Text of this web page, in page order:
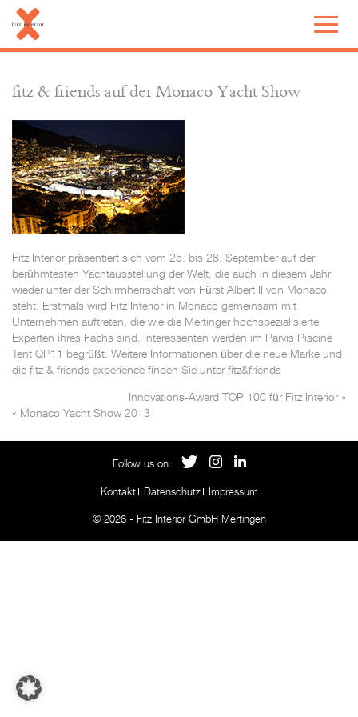
fitz & friends auf der Monaco Yacht Show
Fitz Interior präsentiert sich vom 25. bis 28. September auf der
berühmtesten Yachtausstellung der Welt, die auch in diesem Jahr
wieder unter der Schirmherrschaft von Fürst Albert II von Monaco
steht. Erstmals wird Fitz Interior in Monaco gemeinsam mit
Unternehmen auftreten, die wie die Mertinger hochspezialisierte
Experten ihres Fachs sind. Interessenten werden im Parvis Piscine
Tent QP11 begrüßt. Weitere Informationen über die neue Marke und
die fitz & friends experience finden Sie unterfitz&friends
Innovations-Award TOP 100 für Fitz Interior»
« Monaco Yacht Show 2013
Follow us on:
Kontakt Datenschutz Impressum
© 2026 - Fitz Interior GmbH Mertingen